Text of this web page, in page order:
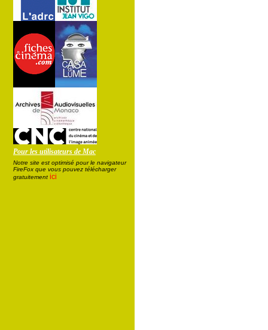
Pour les utilisateurs de Mac
Notre site est optimisé pour le navigateur
FireFox que vous pouvez télécharger
gratuitement ici